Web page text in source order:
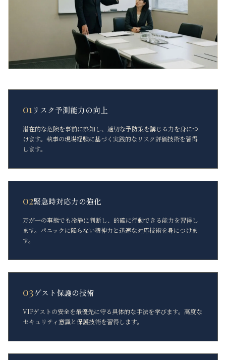
01 リスク予測能力の向上
潜在的な危険を事前に察知し、適切な予防策を講じる力を身につ
けます。執事の現場経験に基づく実践的なリスク評価技術を習得
します。
02緊急時対応力の強化
万が一の事態でも冷静に判断し、的確に行動できる能力を習得し
ます。パニックに陥らない精神力と迅速な対応技術を身につけま
す。
03ゲスト保護の技術
VIPゲストの安全を最優先に守る具体的な手法を学びます。高度な
セキュリティ意識と保護技術を習得します。